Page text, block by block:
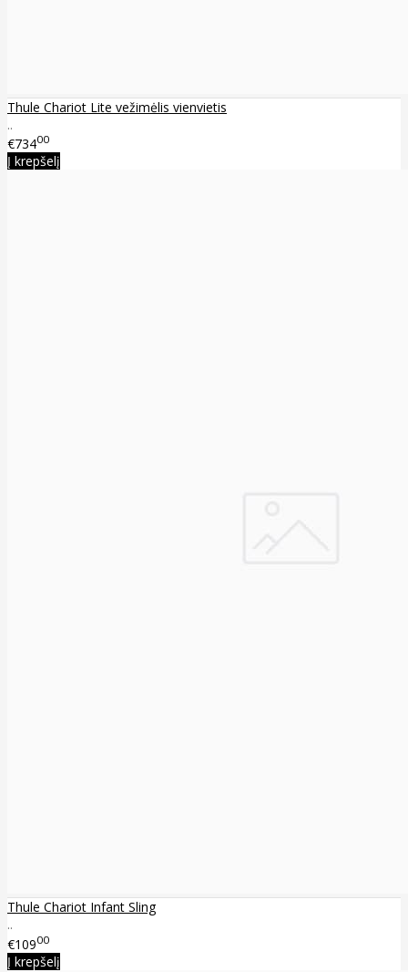
Thule Chariot Lite vežimėlis vienvietis
..
€73400
Į krepšelį
Thule Chariot Infant Sling
..
€10900
Į krepšelį